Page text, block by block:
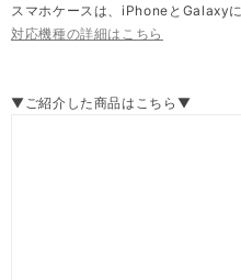
スマホケースは、iPhoneとGalaxyに
対応機種の詳細はこちら
▼ご紹介した商品はこちら▼